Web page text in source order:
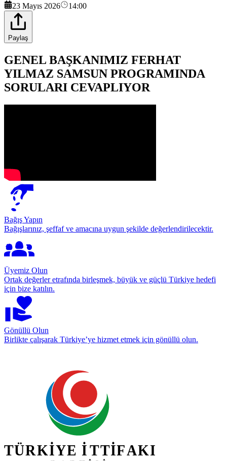
23 Mayıs 2026 14:00
Paylaş
GENEL BAŞKANIMIZ FERHAT
YILMAZ SAMSUN PROGRAMINDA
SORULARI CEVAPLIYOR
Bağış Yapın
Bağışlarınız, şeffaf ve amacına uygun şekilde değerlendirilecektir.
Üyemiz Olun
Ortak değerler etrafında birleşmek, büyük ve güçlü Türkiye hedefi
için bize katılın.
Gönüllü Olun
Birlikte çalışarak Türkiye’ye hizmet etmek için gönüllü olun.